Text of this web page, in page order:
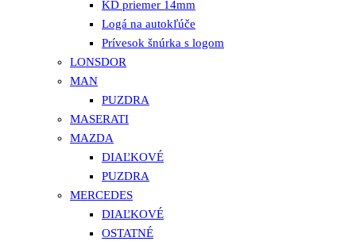
KD priemer 14mm
Logá na autokľúče
Prívesok šnúrka s logom
LONSDOR
MAN
PUZDRA
MASERATI
MAZDA
DIAĽKOVÉ
PUZDRA
MERCEDES
DIAĽKOVÉ
OSTATNÉ